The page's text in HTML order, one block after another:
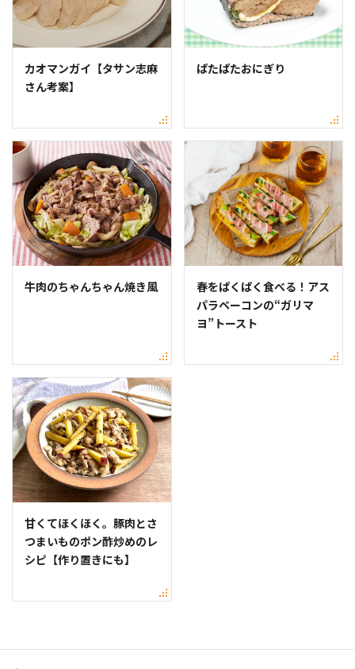
カオマンガイ【タサン志麻
さん考案】
ぱたぱたおにぎり
牛肉のちゃんちゃん焼き風
春をぱくぱく食べる！アス
パラベーコンの“ガリマ
ヨ”トースト
甘くてほくほく。豚肉とさ
つまいものポン酢炒めのレ
シピ【作り置きにも】